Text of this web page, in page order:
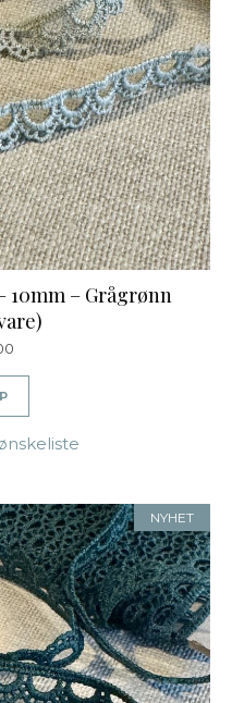
10mm – Grågrønn
NYHET